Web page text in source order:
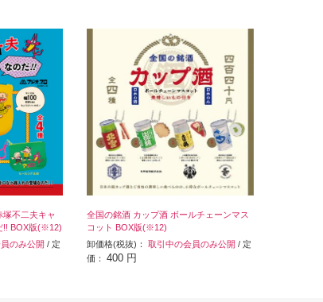
不二夫キャ
!! BOX版(※12)
のみ公開 / 定
全国の銘酒 カップ酒 ボールチェーンマス
コット BOX版(※12)
卸価格(税抜)： 取引中の会員のみ公開 / 定
価： 400 円